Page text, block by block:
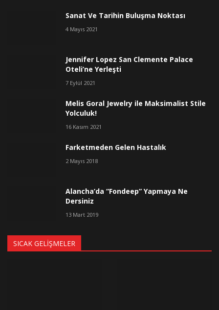
Sanat Ve Tarihin Buluşma Noktası
4 Mayıs 2021
Jennifer Lopez San Clemente Palace
Oteli’ne Yerleşti
7 Eylül 2021
Melis Goral Jewelry ile Maksimalist Stile
Yolculuk!
16 Kasım 2021
Farketmeden Gelen Hastalık
2 Mayıs 2018
Alancha’da “Fondeep” Yapmaya Ne
Dersiniz
13 Mart 2019
SICAK GELIŞMELER